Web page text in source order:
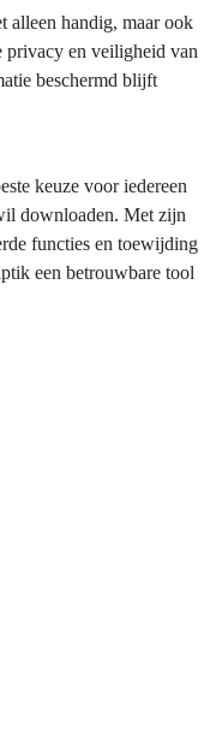
alleen handig, maar ook
en veiligheid van
beschermd blijft
keuze voor iedereen
downloaden. Met zijn
functies en toewijding
een betrouwbare tool